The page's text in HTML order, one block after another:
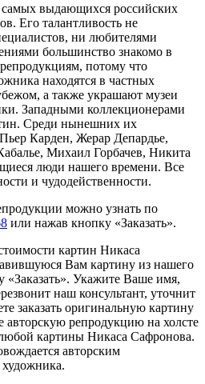
выдающихся российских
Его талантливость не
ни любителями
большинство знакомо в
потому что
находятся в частных
а также украшают музеи
Западными коллекционерами
Среди нынешних их
Карден, Жерар Депардье,
Михаил Горбачев, Никита
люди нашего времени. Все
и чудодейственности.
можно узнать по
или нажав кнопку «Заказать».
картин Никаса
Вам картину из нашего
Укажите Ваше имя,
наш консультант, уточнит
заказать оригинальную картину
авторскую репродукцию на холсте
картины Никаса Сафронова.
авторским